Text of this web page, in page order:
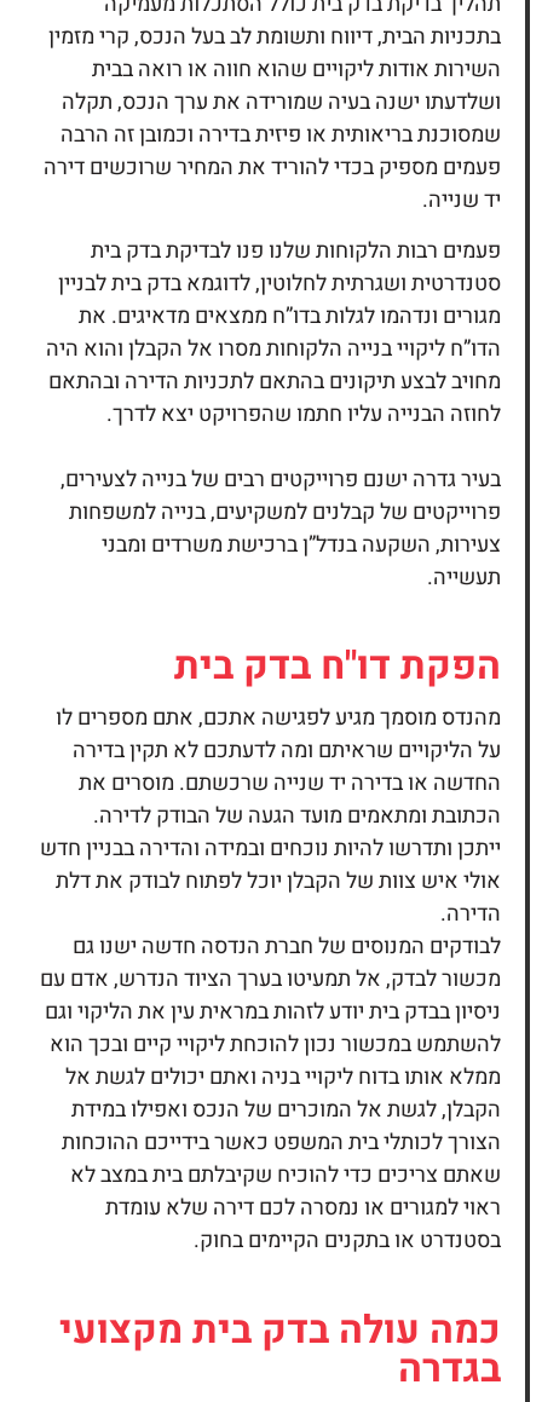
בתכניות הבית, דיווח ותשומת לב בעל הנכס, קרי מזמין
השירות אודות ליקויים שהוא חווה או רואה בבית
ושלדעתו ישנה בעיה שמורידה את ערך הנכס, תקלה
שמסוכנת בריאותית או פיזית בדירה וכמובן זה הרבה
פעמים מספיק בכדי להוריד את המחיר שרוכשים דירה
יד שנייה.
פעמים רבות הלקוחות שלנו פנו לבדיקתבדק בית
סטנדרטית ושגרתית לחלוטין, לדוגמא בדק בית לבניין
מגורים ונדהמו לגלות בדו”ח ממצאים מדאיגים. את
הדו”ח ליקויי בנייה הלקוחות מסרו אל הקבלן והוא היה
מחויב לבצע תיקונים בהתאם לתכניות הדירה ובהתאם
לחוזה הבנייה עליו חתמו שהפרויקט יצא לדרך.
בעיר גדרה ישנם פרוייקטים רבים של בנייה לצעירים,
פרוייקטים של קבלנים למשקיעים, בנייה למשפחות
צעירות, השקעה בנדל”ן ברכישת משרדים ומבני
תעשייה.
הפקת דו"ח בדק בית
מהנדס מוסמך מגיע לפגישה אתכם, אתם מספרים לו
על הליקויים שראיתם ומה לדעתכם לא תקין בדירה
החדשה או בדירה יד שנייה שרכשתם. מוסרים את
הכתובת ומתאמים מועד הגעה של הבודק לדירה.
ייתכן ותדרשו להיות נוכחים ובמידה והדירה בבניין חדש
אולי איש צוות של הקבלן יוכל לפתוח לבודק את דלת
הדירה.
לבודקים המנוסים של חברת הנדסה חדשה ישנו גם
מכשור לבדק, אל תמעיטו בערך הציוד הנדרש, אדם עם
ניסיון בבדק בית יודע לזהות במראית עין את הליקוי וגם
להשתמש במכשור נכון להוכחת ליקויי קיים ובכך הוא
ממלא אותו בדוח ליקויי בניה ואתם יכולים לגשת אל
הקבלן, לגשת אל המוכרים של הנכס ואפילו במידת
הצורך לכותלי בית המשפט כאשר בידייכם ההוכחות
שאתם צריכים כדי להוכיח שקיבלתם בית במצב לא
ראוי למגורים או נמסרה לכם דירה שלא עומדת
בסטנדרט או בתקנים הקיימים בחוק.
כמה עולה בדק בית מקצועי
בגדרה